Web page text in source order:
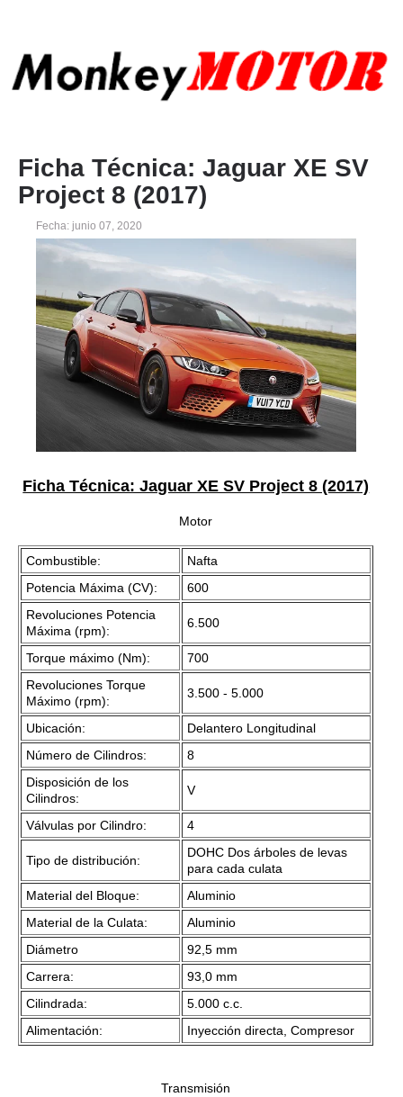
Ficha Técnica: Jaguar XE SV
Project 8 (2017)
Fecha: junio 07, 2020
Ficha Técnica: Jaguar XE SV Project 8 (2017)
Motor
Combustible:
Nafta
Potencia Máxima (CV):
600
Revoluciones Potencia
Máxima (rpm):
6.500
Torque máximo (Nm):
700
Revoluciones Torque
Máximo (rpm):
3.500 - 5.000
Ubicación:
Delantero Longitudinal
Número de Cilindros:
8
Disposición de los
Cilindros:
V
Válvulas por Cilindro: 4
Tipo de distribución:
DOHC Dos árboles de levas
para cada culata
Material del Bloque:
Aluminio
Material de la Culata:
Aluminio
Diámetro
92,5 mm
Carrera:
93,0 mm
Cilindrada:
5.000 c.c.
Alimentación:
Inyección directa, Compresor
Transmisión